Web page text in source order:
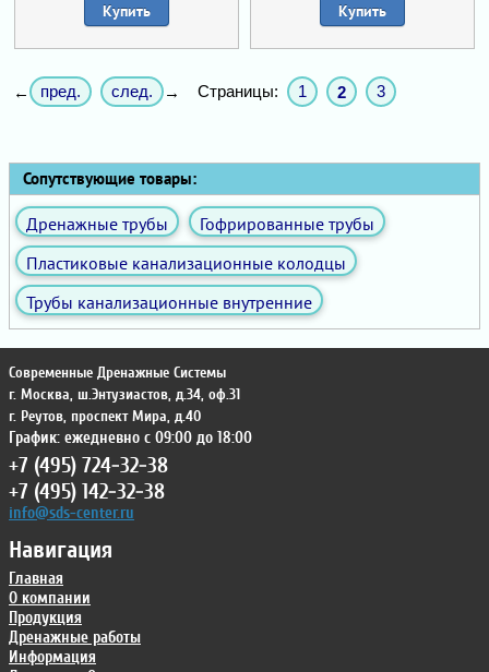
Купить Купить
← пред. след. → Страницы: 1 2 3
Сопутствующие товары:
Дренажные трубы
Гофрированные трубы
Пластиковые канализационные колодцы
Трубы канализационные внутренние
Навигация
Главная
О компании
Продукция
Дренажные работы
Информация
Современные Дренажные Системы
г. Москва, ш.Энтузиастов, д.34, оф.31
г. Реутов, проспект Мира, д.40
График: ежедневно с 09:00 до 18:00
+7 (495) 724-32-38
+7 (495) 142-32-38
info@sds-center.ru